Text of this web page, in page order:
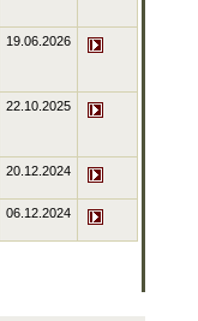
19.06.2026
22.10.2025
20.12.2024
06.12.2024